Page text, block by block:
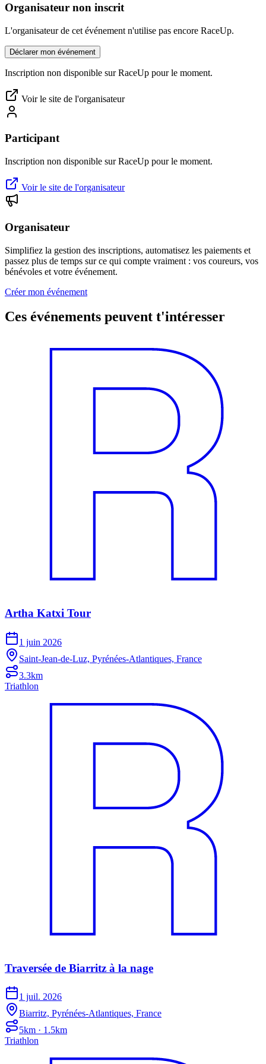
Organisateur non inscrit
L'organisateur de cet événement n'utilise pas encore RaceUp.
Déclarer mon événement
Inscription non disponible sur RaceUp pour le moment.
Voir le site de l'organisateur
Participant
Inscription non disponible sur RaceUp pour le moment.
Voir le site de l'organisateur
Organisateur
Simplifiez la gestion des inscriptions, automatisez les paiements et
passez plus de temps sur ce qui compte vraiment : vos coureurs, vos
bénévoles et votre événement.
Créer mon événement
Ces événements peuvent t'intéresser
Artha Katxi Tour
1 juin 2026
Saint-Jean-de-Luz, Pyrénées-Atlantiques, France
3.3km
Triathlon
Traversée de Biarritz à la nage
1 juil. 2026
Biarritz, Pyrénées-Atlantiques, France
5km · 1.5km
Triathlon